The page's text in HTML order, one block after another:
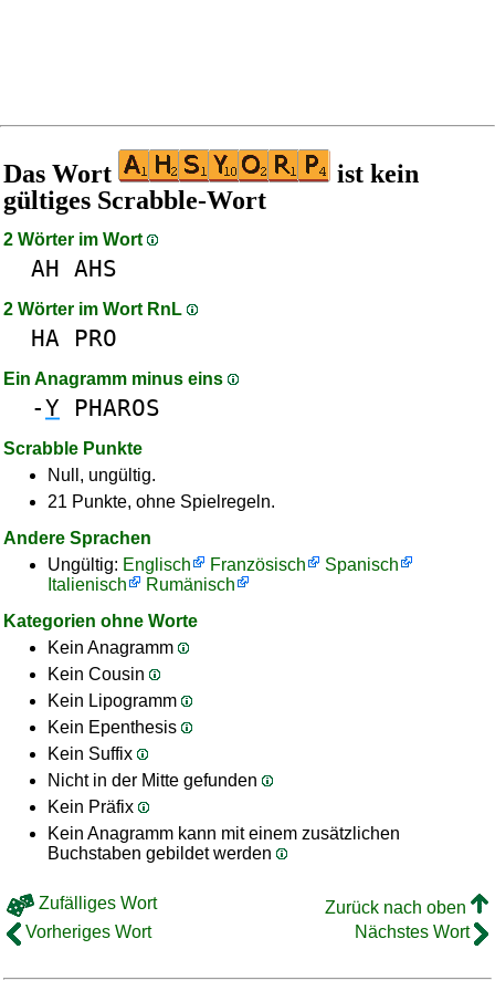
Das Wort
ist kein
gültiges Scrabble-Wort
2 Wörter im Wort
AH AHS
2 Wörter im Wort RnL
HA PRO
Ein Anagramm minus eins
-Y PHAROS
Scrabble Punkte
Null, ungültig.
21 Punkte, ohne Spielregeln.
Andere Sprachen
Ungültig: Englisch Französisch
Spanisch
Italienisch
Rumänisch
Kategorien ohne Worte
Kein Anagramm
Kein Cousin
Kein Lipogramm
Kein Epenthesis
Kein Suffix
Nicht in der Mitte gefunden
Kein Präfix
Kein Anagramm kann mit einem zusätzlichen
Buchstaben gebildet werden
Zufälliges Wort
Zurück nach oben
Vorheriges Wort
Nächstes Wort